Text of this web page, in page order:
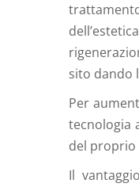
sito dando
Per
tecnologia
del proprio
Il